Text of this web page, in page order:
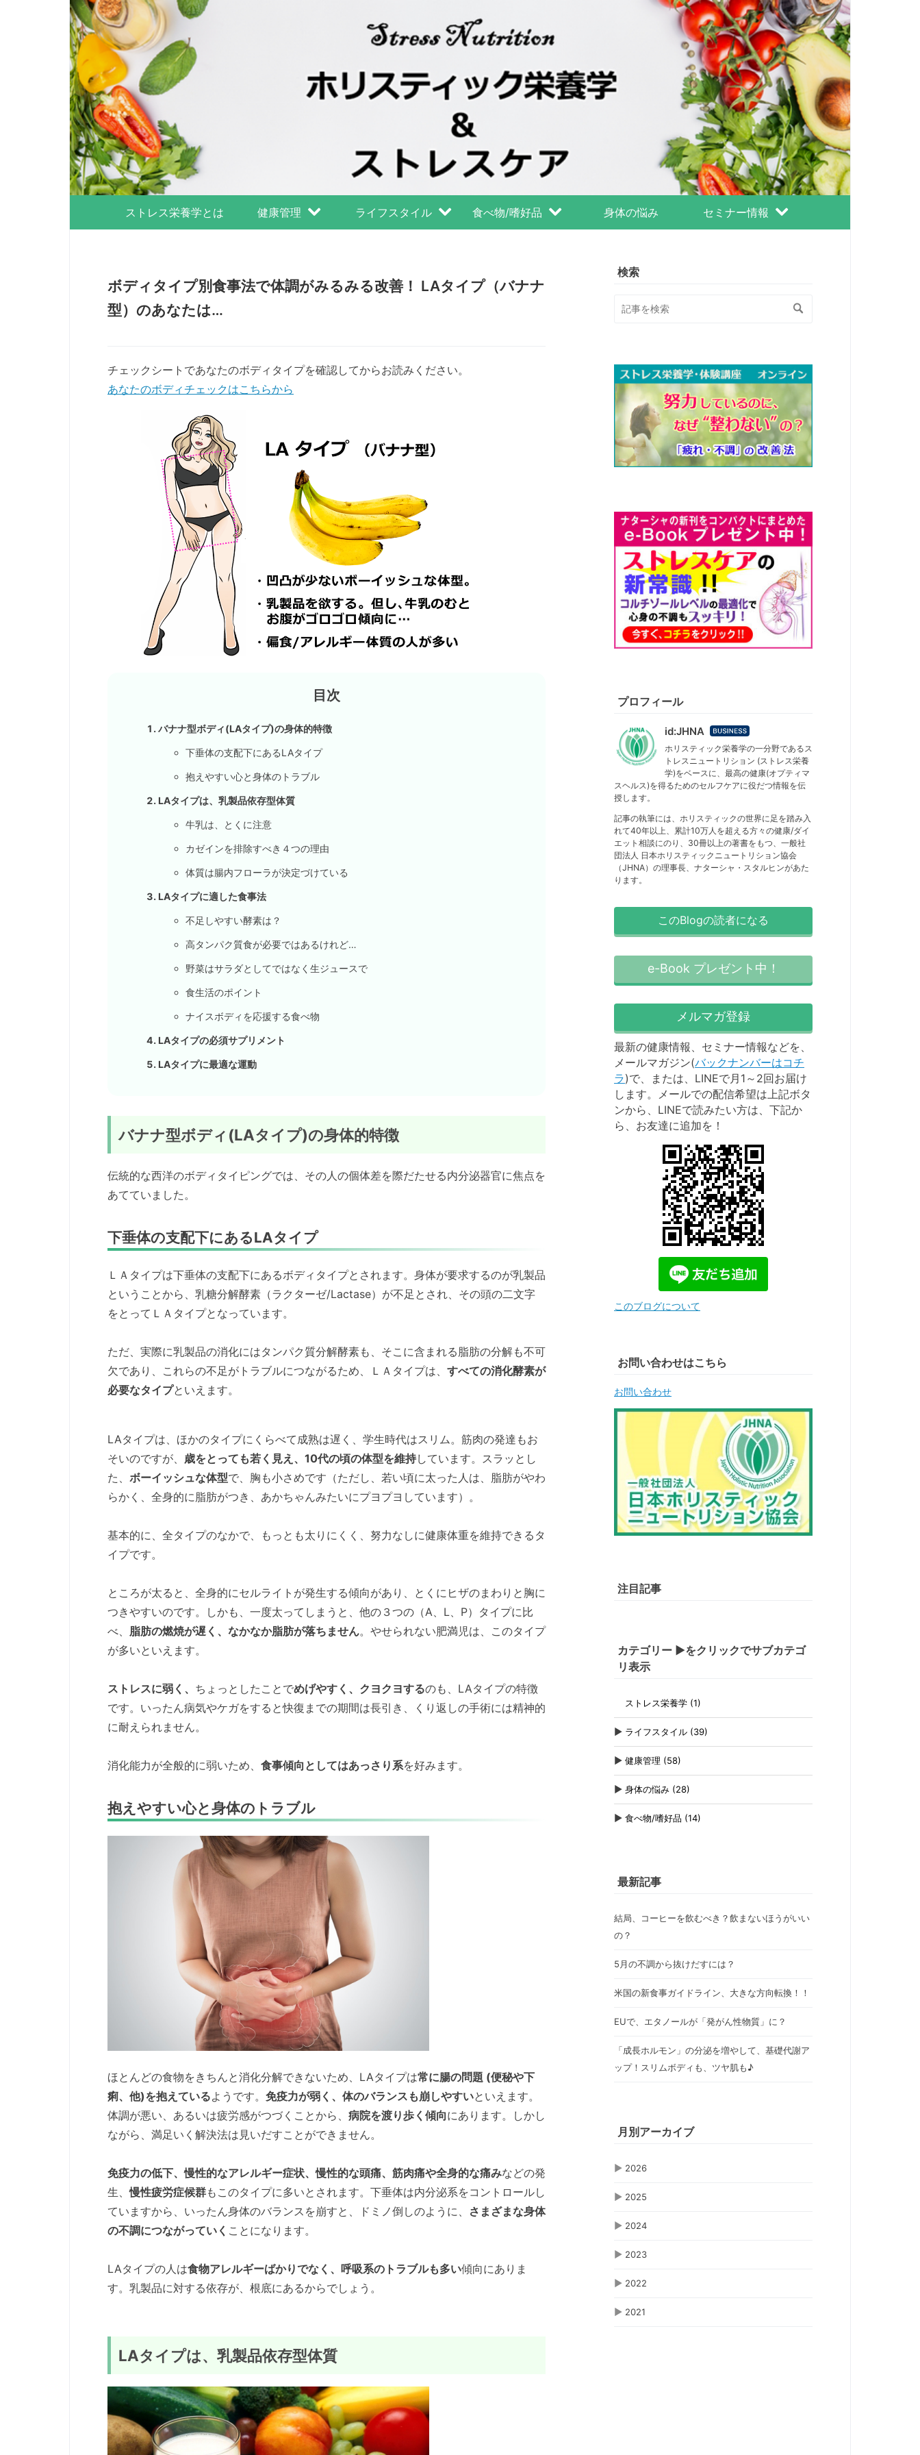
ストレス栄養学とは 健康管理 ライフスタイル 食べ物/嗜好品 身体の悩み セミナー情報
ボディタイプ別食事法で体調がみるみる改善！ LAタイプ（バナナ
型）のあなたは…
チェックシートであなたのボディタイプを確認してからお読みください。
あなたのボディチェックはこちらから
バナナ型ボディ(LAタイプ)の身体的特徴
下垂体の支配下にあるLAタイプ
抱えやすい心と身体のトラブル
LAタイプは、乳製品依存型体質
牛乳は、とくに注意
カゼインを排除すべき４つの理由
体質は腸内フローラが決定づけている
LAタイプに適した食事法
不足しやすい酵素は？
高タンパク質食が必要ではあるけれど…
野菜はサラダとしてではなく生ジュースで
食生活のポイント
ナイスボディを応援する食べ物
LAタイプの必須サプリメント
LAタイプに最適な運動
バナナ型ボディ(LAタイプ)の身体的特徴
伝統的な西洋のボディタイピングでは、その人の個体差を際だたせる内分泌器官に焦点を
あてていました。
下垂体の支配下にあるLAタイプ
ＬＡタイプは下垂体の支配下にあるボディタイプとされます。身体が要求するのが乳製品
ということから、乳糖分解酵素（ラクターゼ/Lactase）が不足とされ、その頭の二文字
をとってＬＡタイプとなっています。
ただ、実際に乳製品の消化にはタンパク質分解酵素も、そこに含まれる脂肪の分解も不可
欠であり、これらの不足がトラブルにつながるため、ＬＡタイプは、 すべての消化酵素が
必要なタイプといえます。
LAタイプは、ほかのタイプにくらべて成熟は遅く、学生時代はスリム。筋肉の発達もお
そいのですが、 歳をとっても若く見え、10代の頃の体型を維持しています。スラッとし
た、 ボーイッシュな体型で、胸も小さめです（ただし、若い頃に太った人は、脂肪がやわ
らかく、全身的に脂肪がつき、あかちゃんみたいにプヨプヨしています）。
基本的に、全タイプのなかで、もっとも太りにくく、努力なしに健康体重を維持できるタ
イプです。
ところが太ると、全身的にセルライトが発生する傾向があり、とくにヒザのまわりと胸に
つきやすいのです。しかも、一度太ってしまうと、他の３つの（A、L、P）タイプに比
べ、 脂肪の燃焼が遅く、なかなか脂肪が落ちません。やせられない肥満児は、このタイプ
が多いといえます。
ストレスに弱く、 ちょっとしたことでめげやすく、クヨクヨするのも、LAタイプの特徴
です。いったん病気やケガをすると快復までの期間は長引き、くり返しの手術には精神的
に耐えられません。
消化能力が全般的に弱いため、 食事傾向としてはあっさり系を好みます。
抱えやすい心と身体のトラブル
ほとんどの食物をきちんと消化分解できないため、LAタイプは常に腸の問題 (便秘や下
痢、他)を抱えているようです。 免疫力が弱く、体のバランスも崩しやすいといえます。
体調が悪い、あるいは疲労感がつづくことから、 病院を渡り歩く傾向にあります。しかし
ながら、満足いく解決法は見いだすことができません。
免疫力の低下、慢性的なアレルギー症状、慢性的な頭痛、筋肉痛や全身的な痛みなどの発
生、慢性疲労症候群もこのタイプに多いとされます。下垂体は内分泌系をコントロールし
ていますから、いったん身体のバランスを崩すと、ドミノ倒しのように、 さまざまな身体
の不調につながっていく ことになります。
LAタイプの人は食物アレルギーばかりでなく、呼吸系のトラブルも多い傾向にありま
す。乳製品に対する依存が、根底にあるからでしょう。
LAタイプは、乳製品依存型体質
検索
プロフィール
id:JHNA はてな
ブログ
Busines
s
ホリスティック栄養学の一分野であるス
トレスニュートリション (ストレス栄養
学)をベースに、最高の健康(オプティマ
スヘルス)を得るためのセルフケアに役だつ情報を伝
授します。
記事の執筆には、ホリスティックの世界に足を踏み入
れて40年以上、累計10万人を超える方々の健康/ダイ
エット相談にのり、30冊以上の著書をもつ、一般社
団法人 日本ホリスティックニュートリション協会
（JHNA）の理事長、ナターシャ・スタルヒンがあた
ります。
このBlogの読者になる
e-Book プレゼント中！
メルマガ登録
最新の健康情報、セミナー情報などを、
メールマガジン(バックナンバーはコチ
ラ)で、または、LINEで月1～2回お届け
します。メールでの配信希望は上記ボタ
ンから、LINEで読みたい方は、下記か
ら、お友達に追加を！
このブログについて
お問い合わせはこちら
お問い合わせ
注目記事
カテゴリー ▶をクリックでサブカテゴ
リ表示
ストレス栄養学 (1)
▶ ライフスタイル (39)
▶ 健康管理 (58)
▶ 身体の悩み (28)
▶ 食べ物/嗜好品 (14)
最新記事
結局、コーヒーを飲むべき？飲まないほうがいい
の？
5月の不調から抜けだすには？
米国の新食事ガイドライン、大きな方向転換！！
EUで、エタノールが「発がん性物質」に？
「成長ホルモン」の分泌を増やして、基礎代謝ア
ップ！スリムボディも、ツヤ肌も♪
月別アーカイブ
▶ 2026
▶ 2025
▶ 2024
▶ 2023
▶ 2022
▶ 2021